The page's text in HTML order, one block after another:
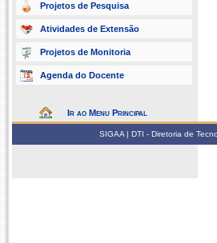
Projetos de Pesquisa
Atividades de Extensão
Projetos de Monitoria
Agenda do Docente
Ir ao Menu Principal
SIGAA | DTI - Diretoria de